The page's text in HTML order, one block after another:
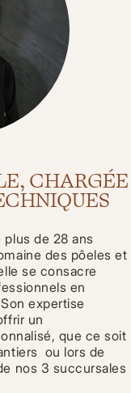
CHARGÉE
de 28 ans
des pôeles et
se consacre
en
expertise
un
que ce soit
ou lors de
nos 3 succursales